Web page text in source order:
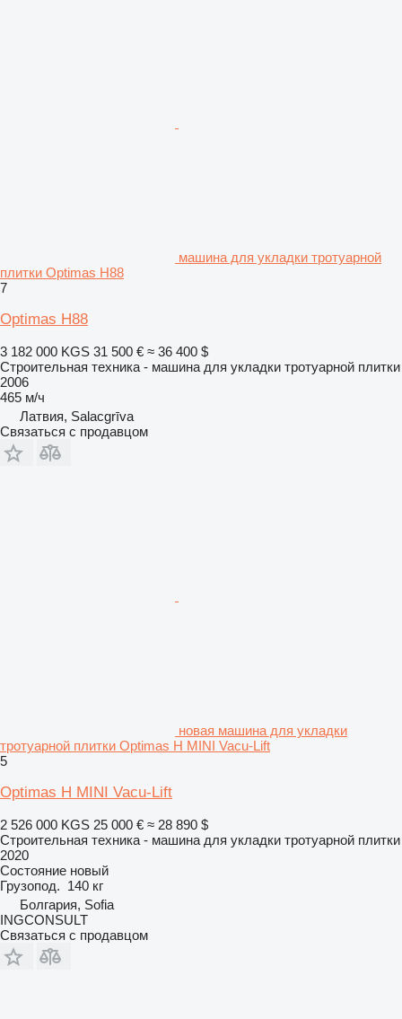
машина для укладки тротуарной
плитки Optimas H88
7
Optimas H88
3 182 000 KGS 31 500 € ≈ 36 400 $
Строительная техника - машина для укладки тротуарной плитки
2006
465 м/ч
Латвия, Salacgrīva
Связаться с продавцом
новая машина для укладки
тротуарной плитки Optimas H MINI Vacu-Lift
5
Optimas H MINI Vacu-Lift
2 526 000 KGS 25 000 € ≈ 28 890 $
Строительная техника - машина для укладки тротуарной плитки
2020
Состояние новый
Грузопод. 140 кг
Болгария, Sofia
INGCONSULT
Связаться с продавцом